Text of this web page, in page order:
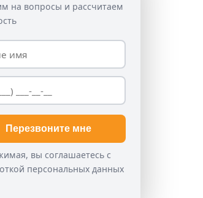
на вопросы и рассчитаем
Перезвоните мне
вы соглашаетесь с
персональных данных